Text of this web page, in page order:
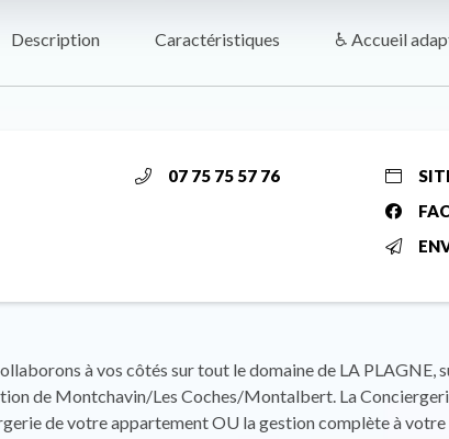
Description Caractéristiques ♿ Accueil
07 75 75 57 76
à vos côtés sur tout le domaine de LA PLAGNE,
de Montchavin/Les Coches/Montalbert. La
de votre appartement OU la gestion complète à votre